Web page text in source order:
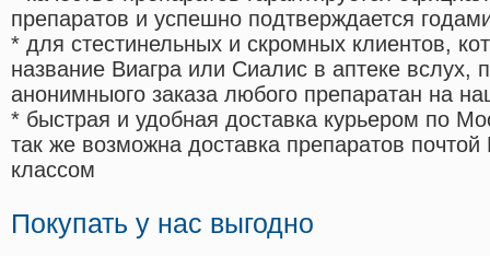
препаратов и успешно подтверждается
* для стестинельных и скромных клиентов,
название Виагра или Сиалис в аптеке вслух,
анонимныого заказа любого препаратан на
* быстрая и удобная доставка курьером по
так же возможна доставка препаратов
классом
Покупать у нас выгодно